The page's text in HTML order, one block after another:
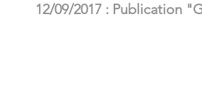
12/09/2017 : Publication